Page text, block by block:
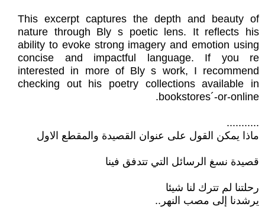
This excerpt captures the depth and beauty of
nature through Bly s poetic lens. It reflects his
ability to evoke strong imagery and emotion using
concise and impactful language. If you re
interested in more of Bly s work, I recommend
checking out his poetry collections available in
bookstores´-or-online.
...........
ماذا يمكن القول على عنوان القصيدة والمقطع الاول
قصيدة نسغ الرسائل التي تتدفق فينا
رحلتنا لم تترك لنا شيئا
يرشدنا إلى مصب النهر..